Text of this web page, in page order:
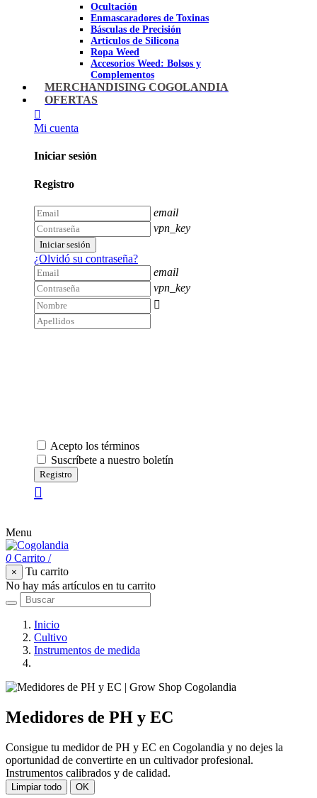
Imagen
Ocultación
Enmascaradores de Toxinas
Básculas de Precisión
Articulos de Silicona
Ropa Weed
Accesorios Weed: Bolsos y
Complementos
Cannabuds
Inciensos
MERCHANDISING COGOLANDIA
OFERTAS
Mi cuenta
Iniciar sesión
Registro
email
vpn_key
Iniciar sesión
¿Olvidó su contraseña?
email
vpn_key

Acepto los términos
Suscríbete a nuestro boletín
Registro
Menu
0 Carrito /
×
Tu carrito
No hay más artículos en tu carrito
Inicio
Cultivo
Instrumentos de medida
Medidores de PH y EC
Consigue tu medidor de PH y EC en Cogolandia y no dejes la
oportunidad de convertirte en un cultivador profesional.
Instrumentos calibrados y de calidad.
Limpiar todo OK